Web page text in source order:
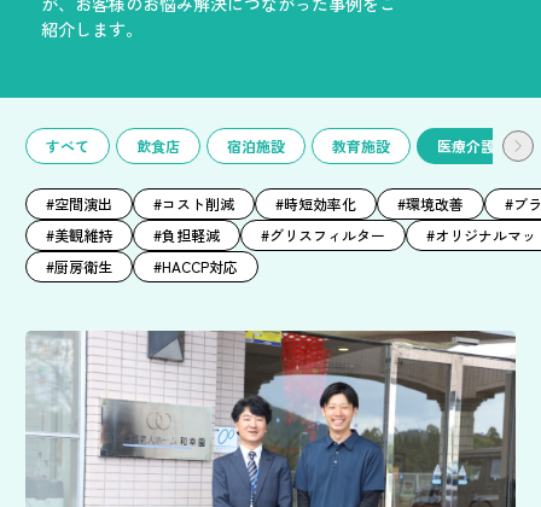
紹介します。
すべて 飲食店 宿泊施設 教育施設 医療介護施設
#空間演出 #コスト削減 #時短効率化 #環境改善
#ブ
#美観維持
#負担軽減 #グリスフィルター
#オリジナルマッ
#厨房衛生
#HACCP対応